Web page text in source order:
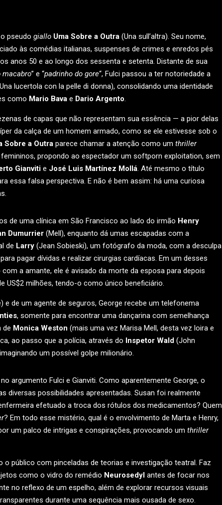
pseudo giallo Uma Sobre a Outra (Una sull’altra). Seu nome,
às comédias italianas, suspenses de crimes e enredos pés
anos 50 e ao longo dos sessenta e setenta. Distante de sua
macabro” e “padrinho do gore“, Fulci passou a ter notoriedade a
lucertola con la pelle di donna), consolidando uma identidade
como Mario Bava e Dario Argento.
de capas que não representam sua essência — a pior delas
da calça de um homem armado, como se ele estivesse sob o
Sobre a Outra parece chamar a atenção como um thriller
propondo ao espectador um softporn exploitation, sem
Gianviti e José Luis Martínez Mollá. Até mesmo o título
essa falsa perspectiva. E não é bem assim: há uma curiosa
de uma clínica em São Francisco ao lado do irmão Henry
Dumurrier (Mell), enquanto dá umas escapadas com a
de Larry (Jean Sobieski), um fotógrafo da moda, com a desculpa
pagar dívidas e realizar cirurgias cardíacas. Em um desses
a amante, ele é avisado da morte da esposa para depois
US$2 milhões, tendo-o como único beneficiário.
e de um agente de seguros, George recebe um telefonema
, somente para encontrar uma dançarina com semelhança
de Monica Weston (mais uma vez Marisa Mell, desta vez loira e
ao passo que a polícia, através do Inspetor Wald (John
um possível golpe milionário.
argumento Fulci e Gianviti. Como aparentemente George, o
diversas possibilidades apresentadas. Susan foi realmente
efetuado a troca dos rótulos dos medicamentos? Quem
? Em todo esse mistério, qual é o envolvimento de Marta e Henry,
um palco de intrigas e conspirações, provocando um thriller
público com pinceladas de teorias e investigação teatral. Faz
como o vidro do remédio Neurosedyl antes de focar nos
no reflexo de um espelho, além de explorar recursos visuais
durante uma sequência mais ousada de sexo.